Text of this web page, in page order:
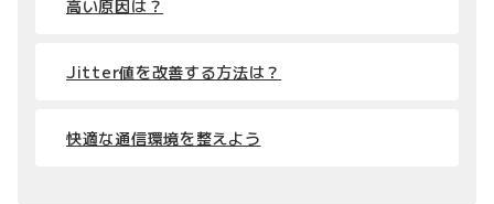
高い原因は？
Jitter値を改善する方法は？
快適な通信環境を整えよう